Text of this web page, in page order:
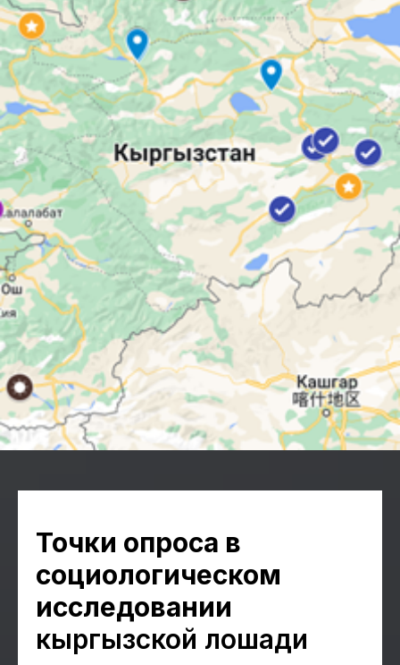
Точки опроса в
социологическом
исследовании
кыргызской лошади